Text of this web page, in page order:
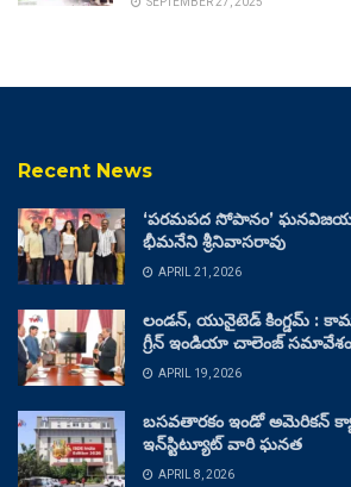
Recent News
‘పరమపద సోపానం’ ఘనవిజయం
భీమనేని శ్రీనివాసరావు
APRIL 21, 2026
లండన్, యునైటెడ్ కింగ్డమ్ :
గ్రీన్ ఇండియా చాలెంజ్ సమావేశం
APRIL 19, 2026
బసవతారకం ఇండో అమెరికన్
ఇన్‌స్టిట్యూట్ వారి ఘనత
APRIL 8, 2026